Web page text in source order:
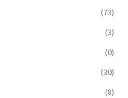
(73)
(3)
(0)
(30)
(8)